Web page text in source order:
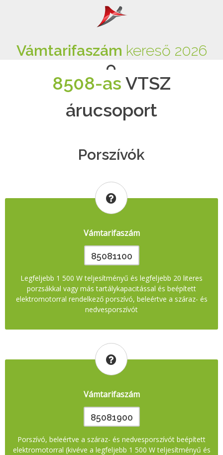
Vámtarifaszám kereső 2026
8508-as VTSZ
árucsoport
Porszívók
Vámtarifaszám
85081100
Legfeljebb 1 500 W teljesítményű és legfeljebb 20 literes
porzsákkal vagy más tartálykapacitással és beépített
elektromotorral rendelkező porszívó, beleértve a száraz- és
nedvesporszívót
Vámtarifaszám
85081900
Porszívó, beleértve a száraz- és nedvesporszívót beépített
elektromotorral (kivéve a legfeljebb 1 500 W teljesítményű és